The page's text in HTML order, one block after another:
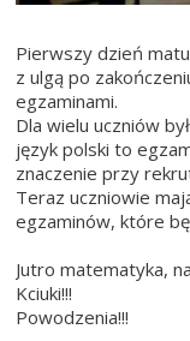
Pierwszy dzień
z ulgą po
egzaminami.
Dla wielu uczniów
język polski to
znaczenie przy
Teraz uczniowie
egzaminów, które
Jutro matematyka,
Kciuki!!!
Powodzenia!!!